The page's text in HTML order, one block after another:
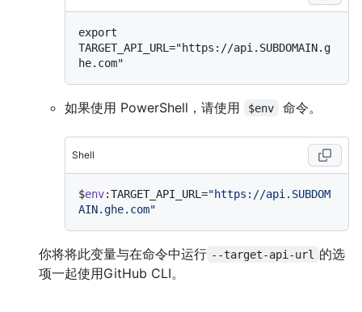
export
TARGET_API_URL="https://api.SUBDOMAIN.g
如果使用 PowerShell，请使用 $env 命令。
Shell
$env:TARGET_API_URL="https://api.SUBDOM
AIN.ghe.com"
你将将此变量与在命令中运行 --target-api-url
的选
项一起使用GitHub CLI。